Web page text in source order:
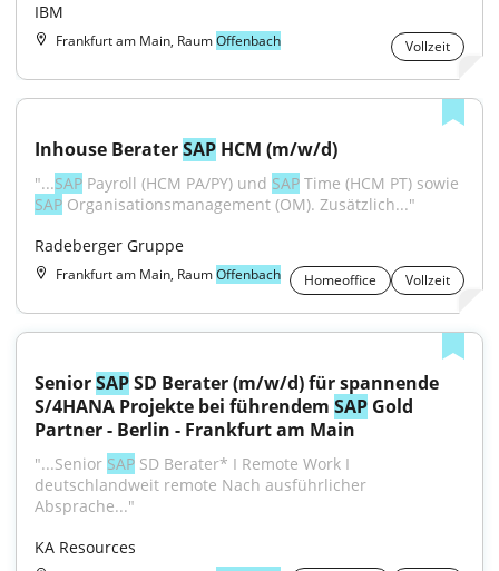
IBM
Frankfurt am Main, RaumOffenbach Vollzeit
Inhouse Berater SAP HCM (m/w/d)
"...SAP Payroll (HCM PA/PY) und SAP
SAP Organisationsmanagement (OM). Zusätzlich..."
Radeberger Gruppe
Frankfurt am Main, RaumOffenbach Homeoffice Vollzeit
Senior SAP SD Berater (m/w/d) für spannende
S/4HANA Projekte bei führendem SAP Gold
Partner - Berlin - Frankfurt am Main
"...Senior SAP SD Berater* I Remote Work I
deutschlandweit remote Nach ausführlicher
Absprache..."
KA Resources